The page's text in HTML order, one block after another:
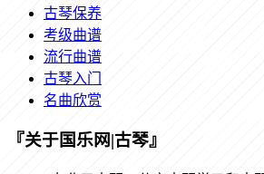
古琴保养
考级曲谱
流行曲谱
古琴入门
名曲欣赏
『关于国乐网|古琴』